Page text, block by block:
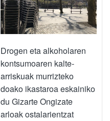
Drogen eta alkoholaren
kontsumoaren kalte-
arriskuak murrizteko
doako ikastaroa eskainiko
du Gizarte Ongizate
arloak ostalarientzat